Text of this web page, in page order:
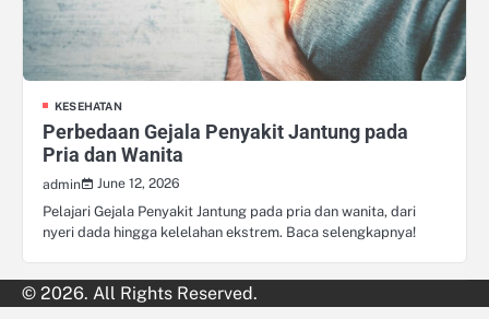
KESEHATAN
Perbedaan Gejala Penyakit Jantung pada
Pria dan Wanita
admin
June 12, 2026
Pelajari Gejala Penyakit Jantung pada pria dan wanita, dari
nyeri dada hingga kelelahan ekstrem. Baca selengkapnya!
© 2026. All Rights Reserved.